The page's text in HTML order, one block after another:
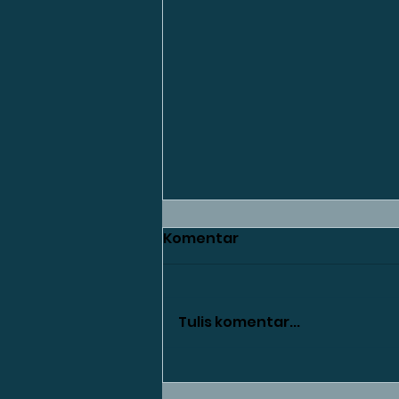
Bisa Menjadi Kunci
Komentar
Tulis komentar...